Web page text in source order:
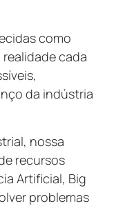
como
cada
da indústria
nossa
recursos
Artificial, Big
problemas